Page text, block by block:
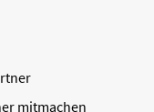
mitmachen